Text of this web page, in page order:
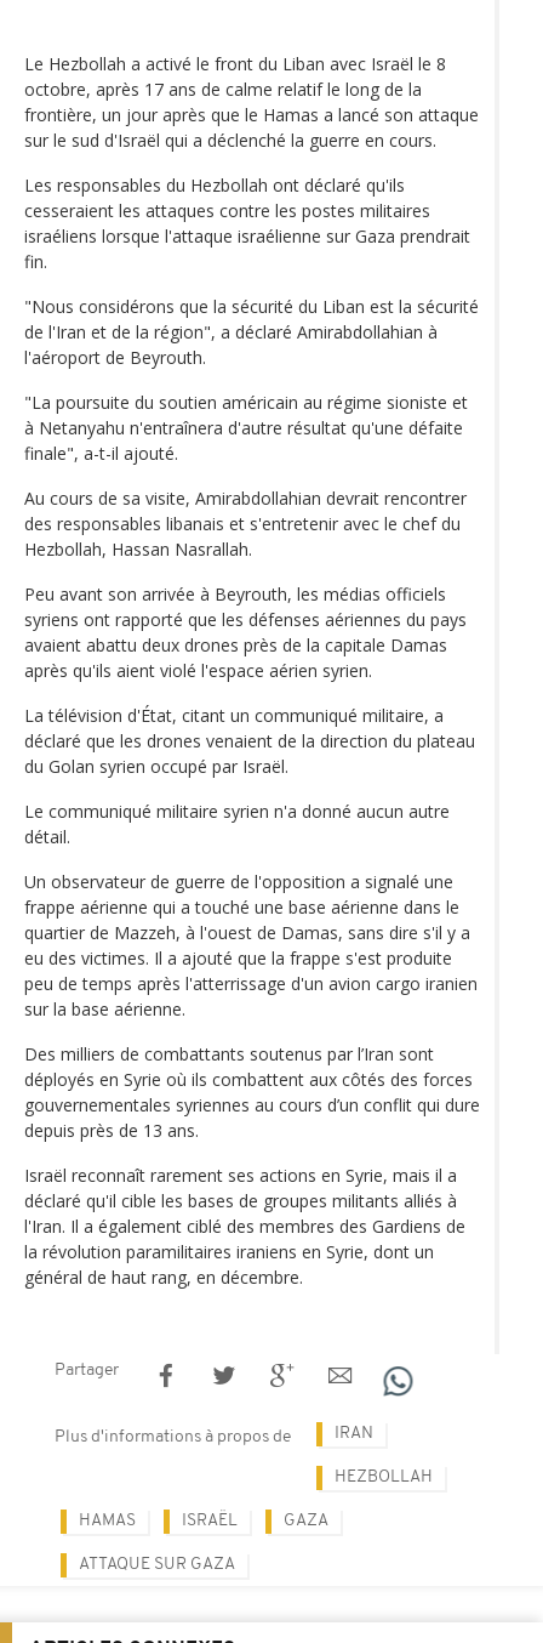
Le Hezbollah a activé le front du Liban avec Israël le 8
octobre, après 17 ans de calme relatif le long de la
frontière, un jour après que le Hamas a lancé son attaque
sur le sud d'Israël qui a déclenché la guerre en cours.
Les responsables du Hezbollah ont déclaré qu'ils
cesseraient les attaques contre les postes militaires
israéliens lorsque l'attaque israélienne sur Gaza prendrait
fin.
"Nous considérons que la sécurité du Liban est la sécurité
de l'Iran et de la région", a déclaré Amirabdollahian à
l'aéroport de Beyrouth.
"La poursuite du soutien américain au régime sioniste et
à Netanyahu n'entraînera d'autre résultat qu'une défaite
finale", a-t-il ajouté.
Au cours de sa visite, Amirabdollahian devrait rencontrer
des responsables libanais et s'entretenir avec le chef du
Hezbollah, Hassan Nasrallah.
Peu avant son arrivée à Beyrouth, les médias officiels
syriens ont rapporté que les défenses aériennes du pays
avaient abattu deux drones près de la capitale Damas
après qu'ils aient violé l'espace aérien syrien.
La télévision d'État, citant un communiqué militaire, a
déclaré que les drones venaient de la direction du plateau
du Golan syrien occupé par Israël.
Le communiqué militaire syrien n'a donné aucun autre
détail.
Un observateur de guerre de l'opposition a signalé une
frappe aérienne qui a touché une base aérienne dans le
quartier de Mazzeh, à l'ouest de Damas, sans dire s'il y a
eu des victimes. Il a ajouté que la frappe s'est produite
peu de temps après l'atterrissage d'un avion cargo iranien
sur la base aérienne.
Des milliers de combattants soutenus par l’Iran sont
déployés en Syrie où ils combattent aux côtés des forces
gouvernementales syriennes au cours d’un conflit qui dure
depuis près de 13 ans.
Israël reconnaît rarement ses actions en Syrie, mais il a
déclaré qu'il cible les bases de groupes militants alliés à
l'Iran. Il a également ciblé des membres des Gardiens de
la révolution paramilitaires iraniens en Syrie, dont un
général de haut rang, en décembre.
Partager
Plus d'informations à propos de IRAN
HEZBOLLAH
HAMAS ISRAËL GAZA
ATTAQUE SUR GAZA